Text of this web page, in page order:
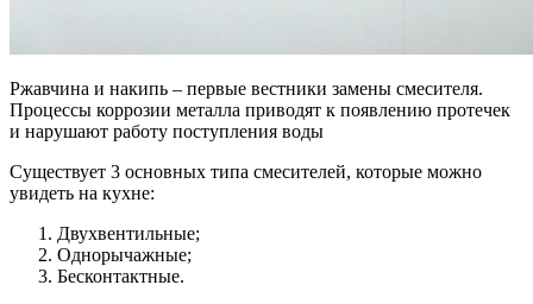
Ржавчина и накипь – первые вестники замены смесителя.
Процессы коррозии металла приводят к появлению протечек
и нарушают работу поступления воды
Существует 3 основных типа смесителей, которые можно
увидеть на кухне:
Двухвентильные;
Однорычажные;
Бесконтактные.